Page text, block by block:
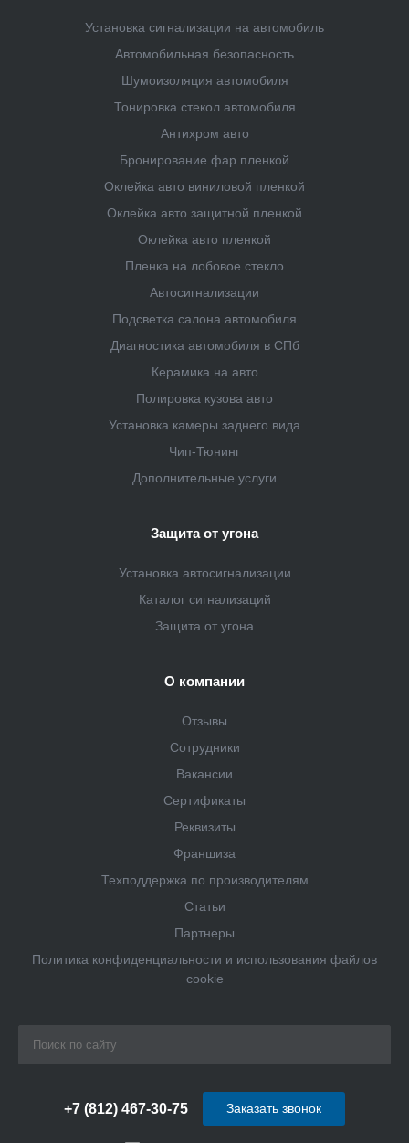
Установка сигнализации на автомобиль
Автомобильная безопасность
Шумоизоляция автомобиля
Тонировка стекол автомобиля
Антихром авто
Бронирование фар пленкой
Оклейка авто виниловой пленкой
Оклейка авто защитной пленкой
Оклейка авто пленкой
Пленка на лобовое стекло
Автосигнализации
Подсветка салона автомобиля
Диагностика автомобиля в СПб
Керамика на авто
Полировка кузова авто
Установка камеры заднего вида
Чип-Тюнинг
Дополнительные услуги
Защита от угона
Установка автосигнализации
Каталог сигнализаций
Защита от угона
О компании
Отзывы
Сотрудники
Вакансии
Сертификаты
Реквизиты
Франшиза
Техподдержка по производителям
Статьи
Партнеры
Политика конфиденциальности и использования файлов
cookie
+7 (812) 467-30-75 Заказать звонок